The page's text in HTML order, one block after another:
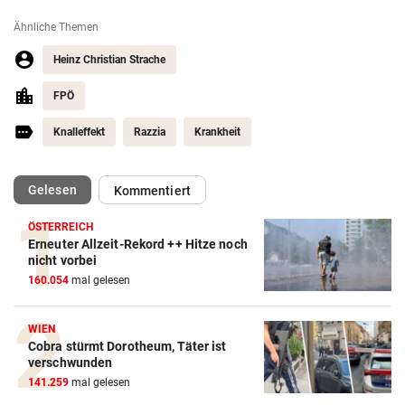
Ähnliche Themen
Heinz Christian Strache
FPÖ
Knalleffekt Razzia Krankheit
Gelesen(ausgewählt)Kommentiert
ÖSTERREICH
Erneuter Allzeit-Rekord ++ Hitze noch
nicht vorbei
160.054 mal gelesen
WIEN
Cobra stürmt Dorotheum, Täter ist
verschwunden
141.259 mal gelesen